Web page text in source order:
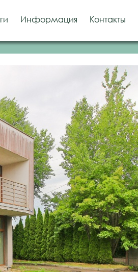
Информация Контакты